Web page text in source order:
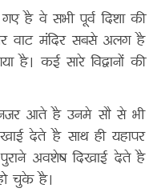
है वे सभी पूर्व दिशा की
वाट मंदिर सबसे अलग है
है। कई सारे विद्वानों की
आते है उनमे सौ से भी
देते है साथ ही यहापर
अवशेष दिखाई देते है
चुके है।